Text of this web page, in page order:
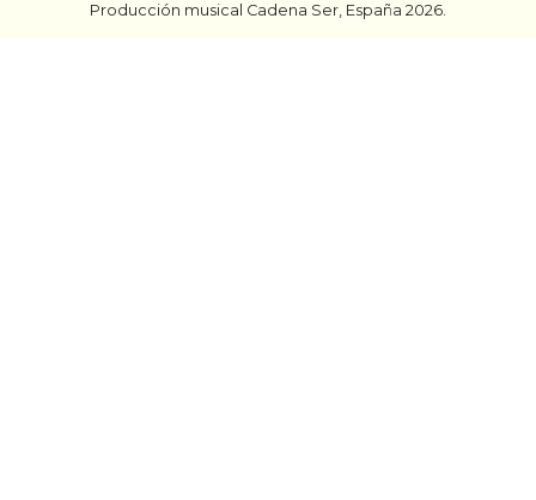
Producción musical Cadena Ser, España 2026.